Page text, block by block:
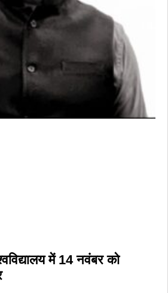
में 14 नवंबर को